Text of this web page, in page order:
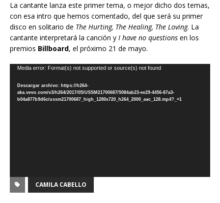
La cantante lanza este primer tema, o mejor dicho dos temas,
con esa intro que hemos comentado, del que será su primer
disco en solitario de The Hurting, The Healing, The Loving. La
cantante interpretará la canción y I have no questions en los
premios Billboard, el próximo 21 de mayo.
Reproductor
vídeo
Media error: Format(s) not supported or source(s) not found
Descargar archivo: https://h264-
aka.vevo.com/v3/h264/2017/05/USSM21700687/5084ab23-ee29-4456-87a3-
b04a877b9d6c/ussm21700687_high_1280x720_h264_2000_aac_128.mp4?_=1
CAMILA CABELLO